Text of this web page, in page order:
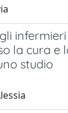
la cura e
studio